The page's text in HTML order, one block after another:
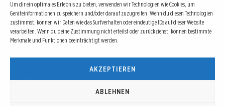
Um dir ein optimales Erlebnis zu bieten, verwenden wir Technologien wie Cookies, um
Geräteinformationen zu speichern und/oder darauf zuzugreifen. Wenn du diesen Technologien
zustimmst, können wir Daten wie das Surfverhalten oder eindeutige IDs auf dieser Website
verarbeiten. Wenn du deine Zustimmung nicht erteilst oder zurückziehst, können bestimmte
Merkmale und Funktionen beeinträchtigt werden.
AKZEPTIEREN
ABLEHNEN
Erfolgreiche Börsengeschäfte bedingen vor allem drei Dinge: Verlässliche Informationen,
richtige Interpretationen und unabhängige Informationsquellen. Diese drei Bausteine sind
auch die redaktionelle Leitlinie von Börse Global.
Hinter Börse Global steht ein Team von erfahrenen Finanzjournalisten, die zum Teil schon
seit Jahrzehnten Börse in all ihren Facetten leben und mit diesem Internetprojekt
interessierten Lesern und Investoren ein Angebot machen wollen, sich über spannende
Entwicklungen, Tendenzen, Chancen und Risiken von Börsen-Investments zu informieren.